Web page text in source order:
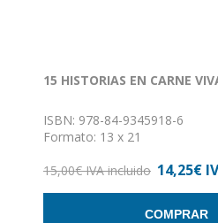
15 HISTORIAS EN CARNE
ISBN: 978-84-9345918-6
Formato: 13 x 21
Encuadernación: Rústica con
15,00€ IVA incluido 14,25€
COMPRAR